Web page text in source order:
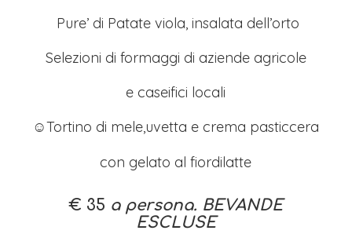
Pure’ di Patate viola, insalata dell’orto
Selezioni di formaggi di aziende agricole
e caseifici locali
☺Tortino di mele,uvetta e crema pasticcera
con gelato al fiordilatte
€ 35 a persona. BEVANDE
ESCLUSE